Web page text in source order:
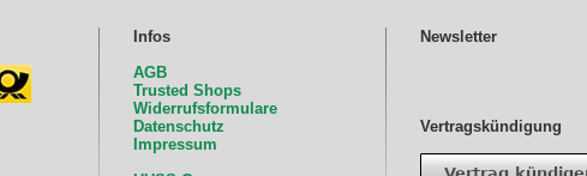
Infos
AGB
Trusted Shops
Widerrufsformulare
Datenschutz
Impressum
Newsletter
Vertragskündigung